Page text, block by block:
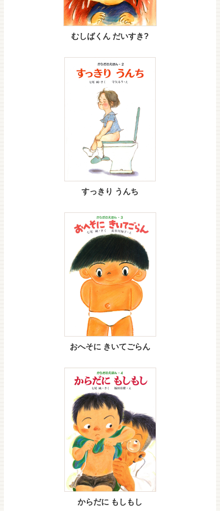
むしばくん だいすき?
すっきり うんち
おへそに きいてごらん
からだに もしもし